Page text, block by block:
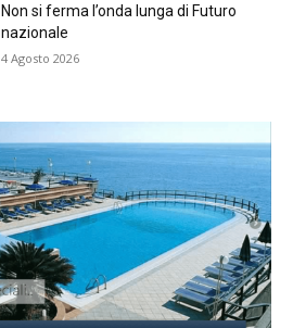
Non si ferma l’onda lunga di Futuro
nazionale
4 Agosto 2026